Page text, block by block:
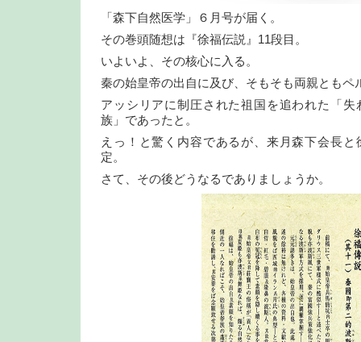
「森下自然医学」６月号が届く。
その巻頭随想は『徐福伝説』11段目。
いよいよ、その核心に入る。
秦の始皇帝の出自に及び、そもそも両親ともペ
アッシリアに制圧された祖国を追われた「
族」であったと。
えっ！と驚く内容であるが、来月森下会長
定。
さて、その後どうなるでありましょうか。